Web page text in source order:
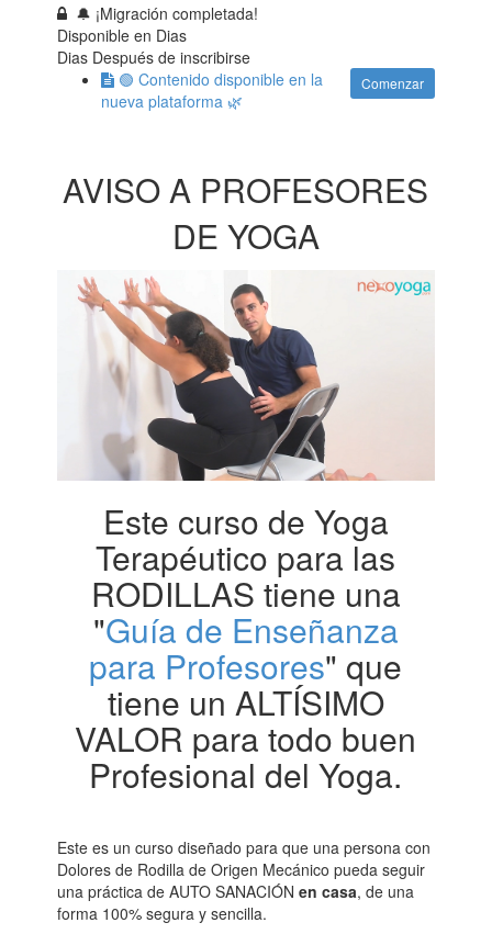
🔔 ¡Migración completada!
Disponible en Dias
Dias Después de inscribirse
Comenzar
🟢 Contenido disponible en la
nueva plataforma 🌿
AVISO A PROFESORES
DE YOGA
Este curso de Yoga
Terapéutico para las
RODILLAS tiene una
"Guía de Enseñanza
para Profesores" que
tiene un ALTÍSIMO
VALOR para todo buen
Profesional del Yoga.
Este es un curso diseñado para que una persona con
Dolores de Rodilla de Origen Mecánico pueda seguir
una práctica de AUTO SANACIÓNen casa, de una
forma 100% segura y sencilla.